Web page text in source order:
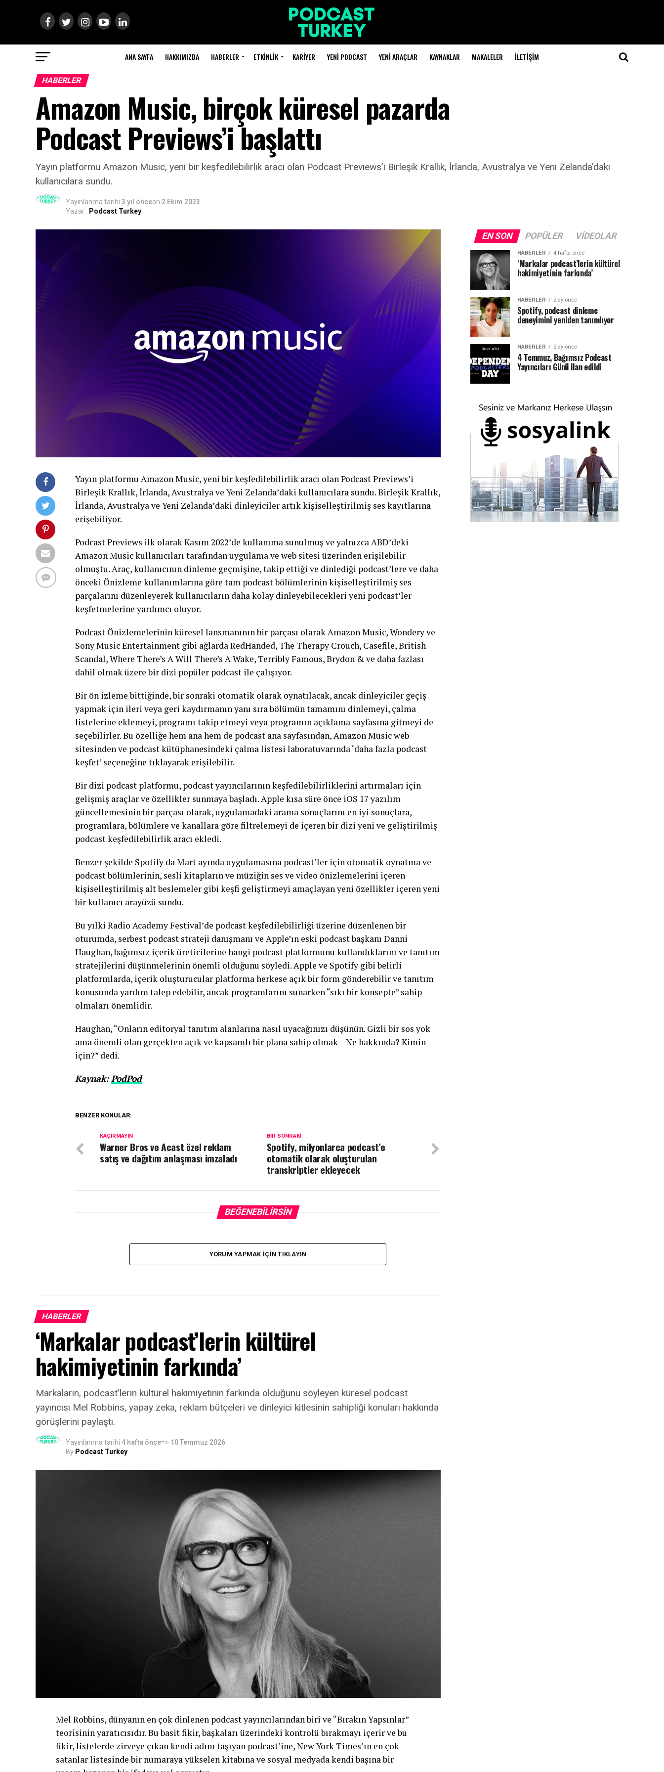
ANA SAYFA HAKKIMIZDA HABERLER ETKINLIK KARIYER YENI PODCAST YENI ARAÇLAR KAYNAKLAR MAKALELER İLETIŞIM
HABERLER
Amazon Music, birçok küresel pazarda
Podcast Previews’i başlattı
Yayın platformu Amazon Music, yeni bir keşfedilebilirlik aracı olan Podcast Previews’i Birleşik Krallık, İrlanda, Avustralya ve Yeni Zelanda’daki
kullanıcılara sundu.
Yayınlanma tarihi 3 yıl önceon 2 Ekim 2023
Yazar : Podcast Turkey
Yayın platformu Amazon Music, yeni bir keşfedilebilirlik aracı olan Podcast Previews’i
Birleşik Krallık, İrlanda, Avustralya ve Yeni Zelanda’daki kullanıcılara sundu. Birleşik Krallık,
İrlanda, Avustralya ve Yeni Zelanda’daki dinleyiciler artık kişiselleştirilmiş ses kayıtlarına
erişebiliyor.
Podcast Previews ilk olarak Kasım 2022’de kullanıma sunulmuş ve yalnızca ABD’deki
Amazon Music kullanıcıları tarafından uygulama ve web sitesi üzerinden erişilebilir
olmuştu. Araç, kullanıcının dinleme geçmişine, takip ettiği ve dinlediği podcast’lere ve daha
önceki Önizleme kullanımlarına göre tam podcast bölümlerinin kişiselleştirilmiş ses
parçalarını düzenleyerek kullanıcıların daha kolay dinleyebilecekleri yeni podcast’ler
keşfetmelerine yardımcı oluyor.
Podcast Önizlemelerinin küresel lansmanının bir parçası olarak Amazon Music, Wondery ve
Sony Music Entertainment gibi ağlarda RedHanded, The Therapy Crouch, Casefile, British
Scandal, Where There’s A Will There’s A Wake, Terribly Famous, Brydon & ve daha fazlası
dahil olmak üzere bir dizi popüler podcast ile çalışıyor.
Bir ön izleme bittiğinde, bir sonraki otomatik olarak oynatılacak, ancak dinleyiciler geçiş
yapmak için ileri veya geri kaydırmanın yanı sıra bölümün tamamını dinlemeyi, çalma
listelerine eklemeyi, programı takip etmeyi veya programın açıklama sayfasına gitmeyi de
seçebilirler. Bu özelliğe hem ana hem de podcast ana sayfasından, Amazon Music web
sitesinden ve podcast kütüphanesindeki çalma listesi laboratuvarında ‘daha fazla podcast
keşfet’ seçeneğine tıklayarak erişilebilir.
Bir dizi podcast platformu, podcast yayıncılarının keşfedilebilirliklerini artırmaları için
gelişmiş araçlar ve özellikler sunmaya başladı. Apple kısa süre önce iOS 17 yazılım
güncellemesinin bir parçası olarak, uygulamadaki arama sonuçlarını en iyi sonuçlara,
programlara, bölümlere ve kanallara göre filtrelemeyi de içeren bir dizi yeni ve geliştirilmiş
podcast keşfedilebilirlik aracı ekledi.
Benzer şekilde Spotify da Mart ayında uygulamasına podcast’ler için otomatik oynatma ve
podcast bölümlerinin, sesli kitapların ve müziğin ses ve video önizlemelerini içeren
kişiselleştirilmiş alt beslemeler gibi keşfi geliştirmeyi amaçlayan yeni özellikler içeren yeni
bir kullanıcı arayüzü sundu.
Bu yılki Radio Academy Festival’de podcast keşfedilebilirliği üzerine düzenlenen bir
oturumda, serbest podcast strateji danışmanı ve Apple’ın eski podcast başkanı Danni
Haughan, bağımsız içerik üreticilerine hangi podcast platformunu kullandıklarını ve tanıtım
stratejilerini düşünmelerinin önemli olduğunu söyledi. Apple ve Spotify gibi belirli
platformlarda, içerik oluşturucular platforma herkese açık bir form gönderebilir ve tanıtım
konusunda yardım talep edebilir, ancak programlarını sunarken “sıkı bir konsepte” sahip
olmaları önemlidir.
Haughan, “Onların editoryal tanıtım alanlarına nasıl uyacağınızı düşünün. Gizli bir sos yok
ama önemli olan gerçekten açık ve kapsamlı bir plana sahip olmak – Ne hakkında? Kimin
için?” dedi.
Kaynak:PodPod
BENZER KONULAR:
BIR SONRAKI
Spotify, milyonlarca podcast’e
otomatik olarak oluşturulan
transkriptler ekleyecek
KAÇIRMAYIN
Warner Bros ve Acast özel reklam
satış ve dağıtım anlaşması imzaladı
BEĞENEBILIRSIN
YORUM YAPMAK IÇIN TIKLAYIN
HABERLER
‘Markalar podcast’lerin kültürel
hakimiyetinin farkında’
Markaların, podcast’lerin kültürel hakimiyetinin farkında olduğunu söyleyen küresel podcast
yayıncısı Mel Robbins, yapay zeka, reklam bütçeleri ve dinleyici kitlesinin sahipliği konuları hakkında
görüşlerini paylaştı.
Yayınlanma tarihi 4 hafta önce=> 10 Temmuz 2026
By Podcast Turkey
Mel Robbins, dünyanın en çok dinlenen podcast yayıncılarından biri ve “Bırakın Yapsınlar”
teorisinin yaratıcısıdır. Bu basit fikir, başkaları üzerindeki kontrolü bırakmayı içerir ve bu
fikir, listelerde zirveye çıkan kendi adını taşıyan podcast’ine, New York Times’ın en çok
satanlar listesinde bir numaraya yükselen kitabına ve sosyal medyada kendi başına bir
EN SON POPÜLER VIDEOLAR
HABERLER 4 hafta önce
‘Markalar podcast’lerin kültürel
hakimiyetinin farkında’
HABERLER 2 ay önce
Spotify, podcast dinleme
deneyimini yeniden tanımlıyor
HABERLER 2 ay önce
4 Temmuz, Bağımsız Podcast
Yayıncıları Günü ilan edildi